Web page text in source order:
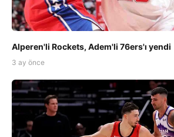
Alperen'li Rockets, Adem'li 76ers'ı yendi
3 ay önce